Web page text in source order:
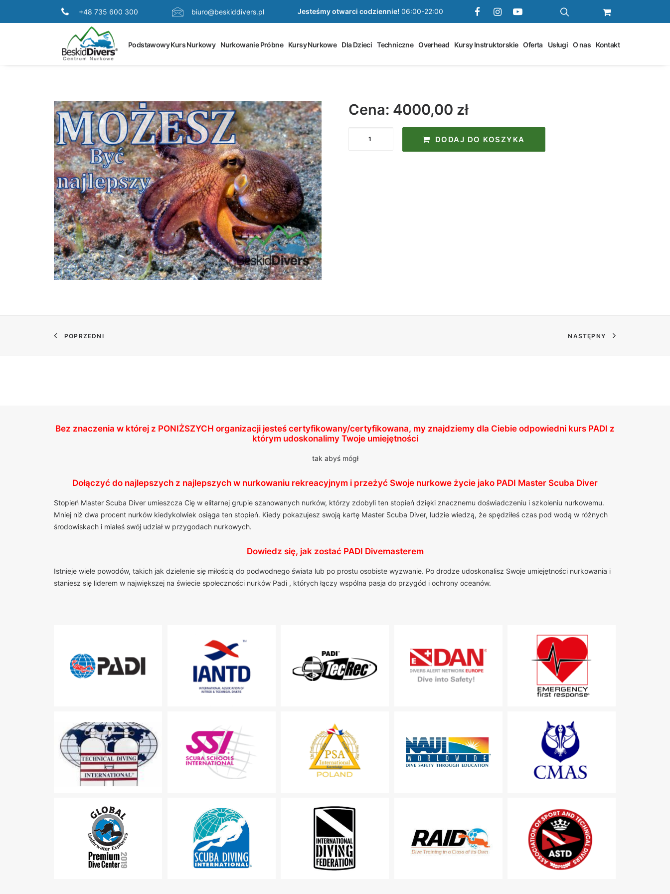
+48 735 600 300 biuro@beskiddivers.pl Jesteśmy otwarci codziennie! 06:00-22:00
Podstawowy Kurs Nurkowy Nurkowanie Próbne Kursy Nurkowe Dla Dzieci Techniczne Overhead Kursy Instruktorskie Oferta Usługi O nas Kontakt
Cena: 4000,00 zł
DODAJ DO KOSZYKA
POPRZEDNI NASTĘPNY
Bez znaczenia w której z PONIŻSZYCH organizacji jesteś certyfikowany/certyfikowana, my znajdziemy dla Ciebie odpowiedni kurs PADI z
którym udoskonalimy Twoje umiejętności
tak abyś mógł
Dołączyć do najlepszych z najlepszych w nurkowaniu rekreacyjnym i przeżyć Swoje nurkowe życie jako PADI Master Scuba Diver
Stopień Master Scuba Diver umieszcza Cię w elitarnej grupie szanowanych nurków, którzy zdobyli ten stopień dzięki znacznemu doświadczeniu i szkoleniu nurkowemu.
Mniej niż dwa procent nurków kiedykolwiek osiąga ten stopień. Kiedy pokazujesz swoją kartę Master Scuba Diver, ludzie wiedzą, że spędziłeś czas pod wodą w różnych
środowiskach i miałeś swój udział w przygodach nurkowych.
Dowiedz się, jak zostać PADI Divemasterem
Istnieje wiele powodów, takich jak dzielenie się miłością do podwodnego świata lub po prostu osobiste wyzwanie. Po drodze udoskonalisz Swoje umiejętności nurkowania i
staniesz się liderem w największej na świecie społeczności nurków Padi , których łączy wspólna pasja do przygód i ochrony oceanów.